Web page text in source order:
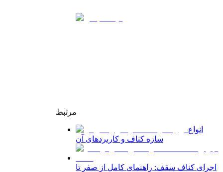
مرتبط
انواع
سازه کناف و کاربردهای آن
اجرای کناف سقف: راهنمای کامل از صفر تا